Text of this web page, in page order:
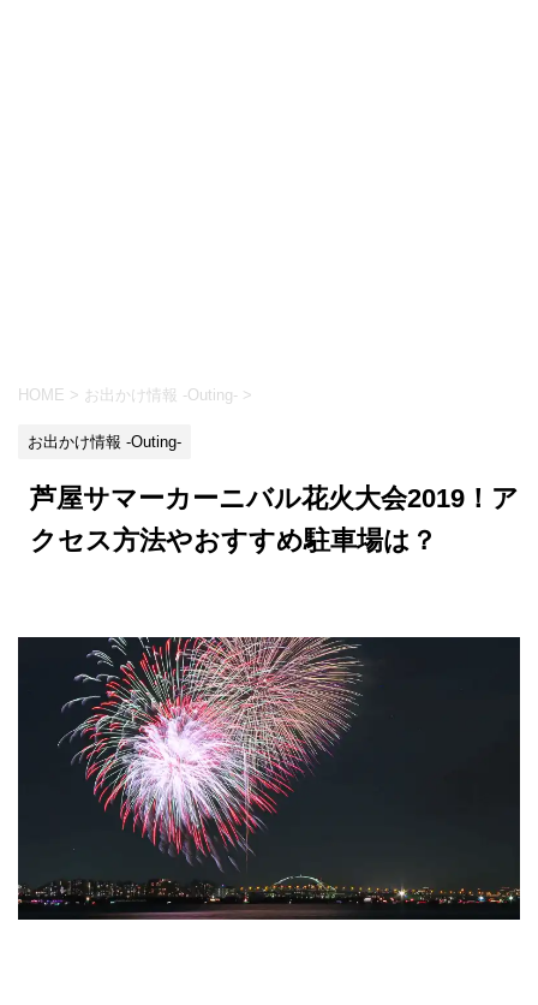
HOME > お出かけ情報 -Outing- >
お出かけ情報 -Outing-
芦屋サマーカーニバル花火大会2019！ア
クセス方法やおすすめ駐車場は？